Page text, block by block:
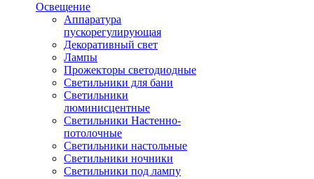
Освещение
Аппаратура
пускорегулирующая
Декоративный свет
Лампы
Прожекторы светодиодные
Светильники для бани
Светильники
люминисцентные
Светильники Настенно-
потолочные
Светильники настольные
Светильники ночники
Светильники под лампу